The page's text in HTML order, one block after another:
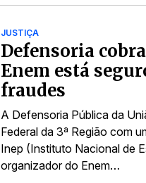
JUSTIÇA
Defensoria
Enem está
fraudes
A Defensoria Pública da
Federal da 3ª Região com
Inep (Instituto Nacional de
organizador do Enem…